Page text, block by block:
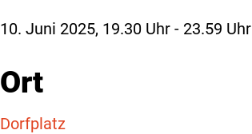
10. Juni 2025, 19.30 Uhr - 23.59 Uhr
Ort
Dorfplatz